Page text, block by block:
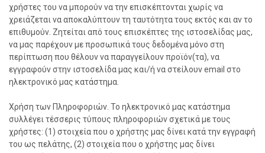
χρήστες του να μπορούν να την επισκέπτονται χωρίς να
χρειάζεται να αποκαλύπτουν τη ταυτότητα τους εκτός και αν το
επιθυμούν. Ζητείται από τους επισκέπτες της ιστοσελίδας μας,
να μας παρέχουν με προσωπικά τους δεδομένα μόνο στη
περίπτωση που θέλουν να παραγγείλουν προϊόν(τα), να
εγγραφούν στην ιστοσελίδα μας και/ή να στείλουν email στο
ηλεκτρονικό μας κατάστημα.
Χρήση των Πληροφοριών. Το ηλεκτρονικό μας κατάστημα
συλλέγει τέσσερις τύπους πληροφοριών σχετικά με τους
χρήστες: (1) στοιχεία που ο χρήστης μας δίνει κατά την εγγραφή
του ως πελάτης, (2) στοιχεία που ο χρήστης μας δίνει